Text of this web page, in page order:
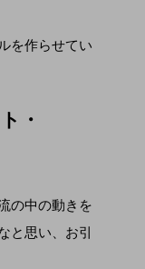
を作らせてい
・
の中の動きを
と思い、お引